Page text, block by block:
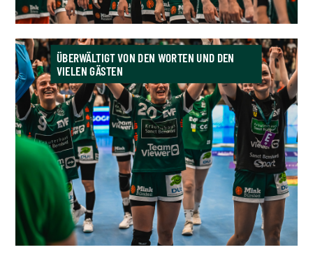
ÜBERWÄLTIGT VON DEN WORTEN UND DEN
VIELEN GÄSTEN